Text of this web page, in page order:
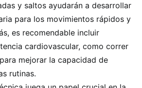
y saltos ayudarán a desarrollar
para los movimientos rápidos y
es recomendable incluir
cardiovascular, como correr
mejorar la capacidad de
rutinas.